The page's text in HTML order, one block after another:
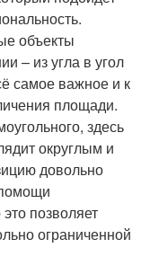
объекты
– из угла в угол
самое важное и к
площади.
здесь
округлым и
довольно
позволяет
ограниченной